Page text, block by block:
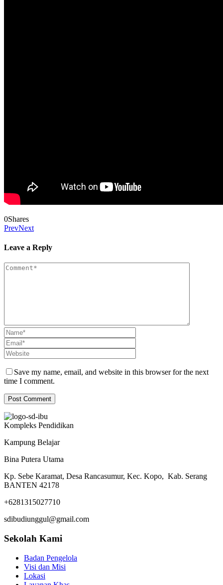
0Shares
PrevNext
Leave a Reply
Save my name, email, and website in this browser for the next
time I comment.
Kompleks Pendidikan
Kampung Belajar
Bina Putera Utama
Kp. Sebe Karamat, Desa Rancasumur, Kec. Kopo, Kab. Serang
BANTEN 42178
+6281315027710
sdibudiunggul@gmail.com
Sekolah Kami
Badan Pengelola
Visi dan Misi
Lokasi